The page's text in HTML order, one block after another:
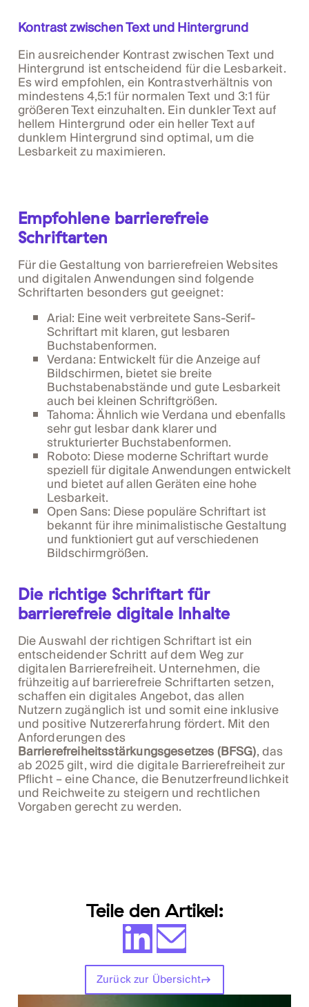
Kontrast zwischen Text und Hintergrund
Ein ausreichender Kontrast zwischen Text und
Hintergrund ist entscheidend für die Lesbarkeit.
Es wird empfohlen, ein Kontrastverhältnis von
mindestens 4,5:1 für normalen Text und 3:1 für
größeren Text einzuhalten. Ein dunkler Text auf
hellem Hintergrund oder ein heller Text auf
dunklem Hintergrund sind optimal, um die
Lesbarkeit zu maximieren.
Empfohlene barrierefreie
Schriftarten
Für die Gestaltung von barrierefreien Websites
und digitalen Anwendungen sind folgende
Schriftarten besonders gut geeignet:
Arial: Eine weit verbreitete Sans-Serif-
Schriftart mit klaren, gut lesbaren
Buchstabenformen.
Verdana: Entwickelt für die Anzeige auf
Bildschirmen, bietet sie breite
Buchstabenabstände und gute Lesbarkeit
auch bei kleinen Schriftgrößen.
Tahoma: Ähnlich wie Verdana und ebenfalls
sehr gut lesbar dank klarer und
strukturierter Buchstabenformen.
Roboto: Diese moderne Schriftart wurde
speziell für digitale Anwendungen entwickelt
und bietet auf allen Geräten eine hohe
Lesbarkeit.
Open Sans: Diese populäre Schriftart ist
bekannt für ihre minimalistische Gestaltung
und funktioniert gut auf verschiedenen
Bildschirmgrößen.
Die richtige Schriftart für
barrierefreie digitale Inhalte
Die Auswahl der richtigen Schriftart ist ein
entscheidender Schritt auf dem Weg zur
digitalen Barrierefreiheit. Unternehmen, die
frühzeitig auf barrierefreie Schriftarten setzen,
schaffen ein digitales Angebot, das allen
Nutzern zugänglich ist und somit eine inklusive
und positive Nutzererfahrung fördert. Mit den
Anforderungen des
Barrierefreiheitsstärkungsgesetzes (BFSG), das
ab 2025 gilt, wird die digitale Barrierefreiheit zur
Pflicht – eine Chance, die Benutzerfreundlichkeit
und Reichweite zu steigern und rechtlichen
Vorgaben gerecht zu werden.
Teile den Artikel:
Zurück zur Übersicht